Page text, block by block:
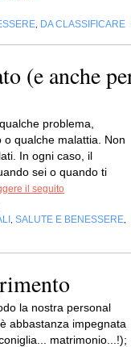
DA CLASSIFICARE
(e anche
problema,
o qualche malattia. Non
In ogni caso, il
sei o quando ti
il seguito
SALUTE E BENESSERE
la nostra personal
abbastanza impegnata
matrimonio...!);